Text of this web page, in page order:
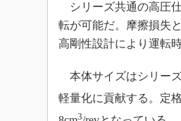
シリーズ共通の高圧
転が可能だ。摩擦損失
高剛性設計により運転
本体サイズはシリーズ
軽量化に貢献する。定
3